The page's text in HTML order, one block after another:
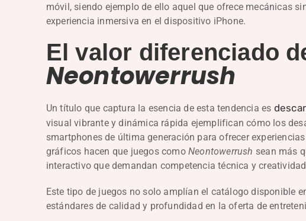
móvil, siendo ejemplo de ello aquel que ofrece mecánicas
experiencia inmersiva en el dispositivo iPhone.
El valor diferenciado
Neontowerrush
Un título que captura la esencia de esta tendencia es
visual vibrante y dinámica rápida ejemplifican cómo los
smartphones de última generación para ofrecer
gráficos hacen que juegos comoNeontowerrush sean más
interactivo que demandan competencia técnica y
Este tipo de juegos no solo amplían el catálogo disponible
estándares de calidad y profundidad en la oferta de